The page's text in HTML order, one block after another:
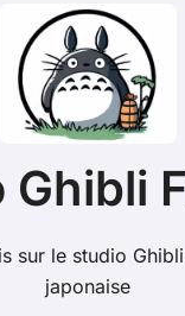
Ghibli
sur le studio
japonaise